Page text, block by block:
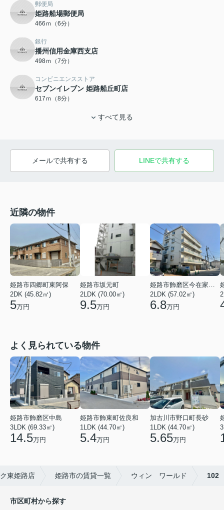
郵便局
姫路船場郵便局
466ｍ（6分）
銀行
播州信用金庫西支店
498ｍ（7分）
コンビニエンスストア
セブンイレブン 姫路船丘町店
617ｍ（8分）
すべて見る
メールで共有する LINEで共有する
近隣の物件
姫路市四郷町東阿保
2DK (45.82㎡)
5万円
姫路市坂元町
2LDK (70.00㎡)
9.5万円
姫路市飾磨区今在家６丁目
2LDK (57.02㎡)
6.8万円
よく見られている物件
姫路市飾磨区中島
3LDK (69.33㎡)
14.5万円
姫路市飾東町佐良和
1LDK (44.70㎡)
5.4万円
加古川市野口町長砂
1LDK (44.70㎡)
5.65万円
東姫路店 姫路市の賃貸一覧 ウィン ワールド 102
市区町村から探す